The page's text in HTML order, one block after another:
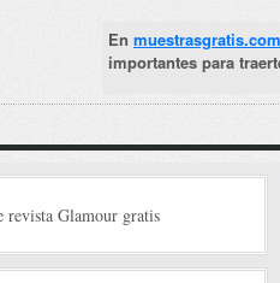
En
importantes para
revista Glamour gratis